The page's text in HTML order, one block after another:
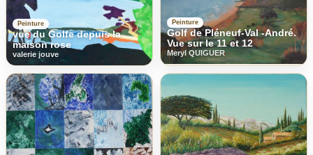
Peinture
vue du Golfe depuis la
maison rose
valerie jouve
Peinture
Golf de Pléneuf-Val -André.
Vue sur le 11 et 12
Meryl QUIGUER